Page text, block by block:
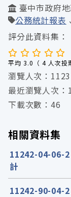
臺中市政府
公務統計報表
評分此資料集：
平均 3.0（ 4 人次投
瀏覽人次：1123
最近瀏覽人次：
下載次數：46
相關資料集
11242-04-06-2
計
11242-90-04-2